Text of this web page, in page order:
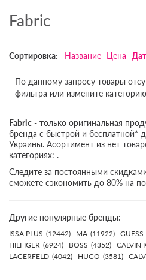
Fabric
Сортировка: Название Цена
По данному запросу товары
фильтра или измените
Fabric - только оригинальная
бренда с быстрой и бесплатной*
Украины. Асортимент из нет
категориях: .
Следите за постоянными
сможете сэкономить до 80% на
Другие популярные бренды:
ISSA PLUS (12442) MA (11922) GUESS
HILFIGER (6924) BOSS (4352) CALVIN
LAGERFELD (4042) HUGO (3581)